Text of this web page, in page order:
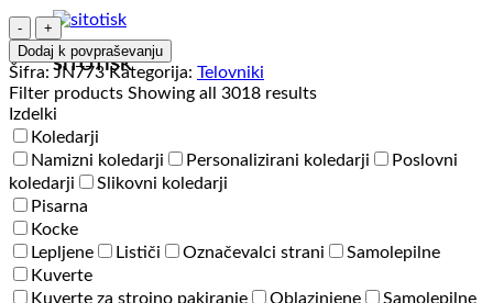
SITOTISK
Ženski
telovnik
iz
flisa
J&N
Ladies'
Knitted
Fleece
Vest
količina
Dodaj k povpraševanju
Šifra:JN773 Kategorija: Telovniki
Filter products Showing all 3018 results
Izdelki
Koledarji
Namizni koledarji
Personalizirani koledarji
Poslovni
koledarji
Slikovni koledarji
Pisarna
Kocke
Lepljene
Lističi Označevalci strani
Samolepilne
Kuverte
Kuverte za strojno pakiranje
Oblazinjene
Samolepilne